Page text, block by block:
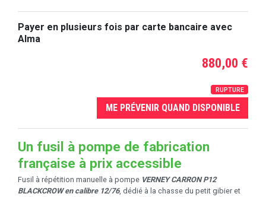
Payer en plusieurs fois par carte bancaire avec
Alma
880,00 €
RUPTURE
ME PRÉVENIR QUAND DISPONIBLE
Un fusil à pompe de fabrication
française à prix accessible
Fusil à répétition manuelle à pompe VERNEY CARRON P12
BLACKCROW en calibre 12/76, dédié à la chasse du petit gibier et